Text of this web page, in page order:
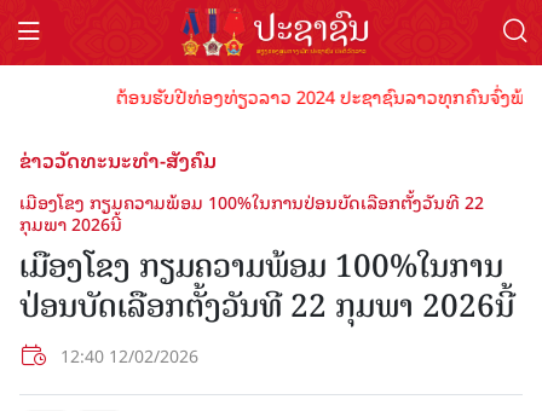
ຕ້ອນຮັບປີທ່ອງທ່ຽວລາວ 2024 ປະຊາຊົນລາວທຸກຄົນຈົ່ງພ້ອມ
ຂ່າວວັດທະນະທຳ-ສັງຄົມ
ເມືອງໂຂງ ກຽມຄວາມພ້ອມ 100%ໃນການປ່ອນບັດເລືອກຕັ້ງວັນທີ 22
ກຸມພາ 2026ນີ້
ເມືອງໂຂງ ກຽມຄວາມພ້ອມ 100%ໃນການ
ປ່ອນບັດເລືອກຕັ້ງວັນທີ 22 ກຸມພາ 2026ນີ້
12:40 12/02/2026